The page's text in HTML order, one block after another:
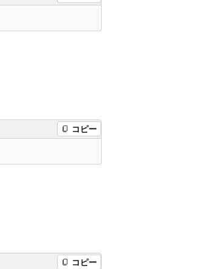
コピー
コピー